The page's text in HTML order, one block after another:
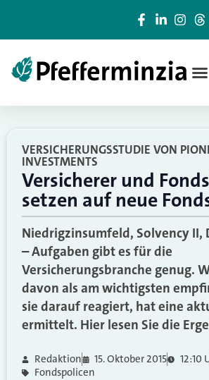
VERSICHERUNGSSTUDIE VON
INVESTMENTS
Versicherer und
setzen auf neue
Niedrigzinsumfeld, Solvency
– Aufgaben gibt es für die
Versicherungsbranche genug.
davon als am wichtigsten
sie darauf reagiert, hat eine
ermittelt. Hier lesen Sie die
Redaktion 15. Oktober 2015
12:10
Fondspolicen